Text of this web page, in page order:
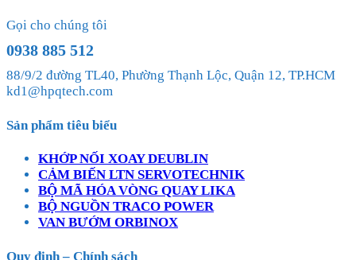
Gọi cho chúng tôi
0938 885 512
88/9/2 đường TL40, Phường Thạnh Lộc, Quận 12, TP.HCM
kd1@hpqtech.com
Sản phẩm tiêu biểu
KHỚP NỐI XOAY DEUBLIN
CẢM BIẾN LTN SERVOTECHNIK
BỘ MÃ HÓA VÒNG QUAY LIKA
BỘ NGUỒN TRACO POWER
VAN BƯỚM ORBINOX
Quy định – Chính sách